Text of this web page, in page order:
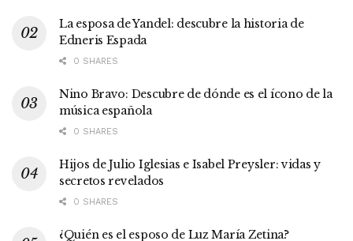
La esposa de Yandel: descubre la historia de
Edneris Espada
0 SHARES
Nino Bravo: Descubre de dónde es el ícono de la
música española
0 SHARES
Hijos de Julio Iglesias e Isabel Preysler: vidas y
secretos revelados
0 SHARES
¿Quién es el esposo de Luz María Zetina?